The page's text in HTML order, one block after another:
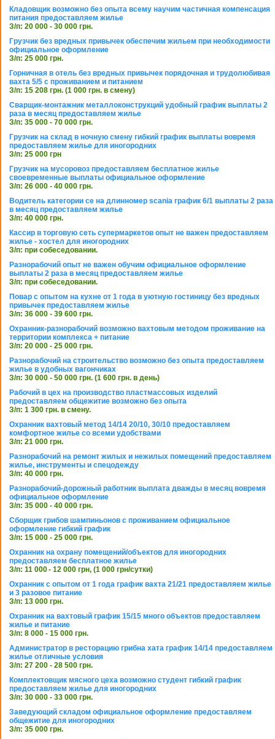
Кладовщик возможно без опыта всему научим частичная компенсация
питания предоставляем жилье
З/п: 20 000 - 30 000 грн.
Грузчик без вредных привычек обеспечим жильем при необходимости
официальное оформление
З/п: 25 000 грн.
Горничная в отель без вредных привычек порядочная и трудолюбивая
вахта 5/5 с проживанием и питанием
З/п: 15 208 грн. (1 000 грн. в смену)
Сварщик-монтажник металлоконструкций удобный график выплаты 2
раза в месяц предоставляем жилье
З/п: 35 000 - 70 000 грн.
Грузчик на склад в ночную смену гибкий график выплаты вовремя
предоставляем жилье для иногородних
З/п: 25 000 грн
Грузчик на мусоровоз предоставляем бесплатное жилье
своевременные выплаты официальное оформление
З/п: 26 000 - 40 000 грн.
Водитель категории се на длинномер scania график 6/1 выплаты 2 раза
в месяц предоставляем жилье
З/п: 40 000 грн.
Кассир в торговую сеть супермаркетов опыт не важен предоставляем
жилье - хостел для иногородних
З/п: при собеседовании.
Разнорабочий опыт не важен обучим официальное оформление
выплаты 2 раза в месяц предоставляем жилье
З/п: при собеседовании.
Повар с опытом на кухне от 1 года в уютную гостиницу без вредных
привычек предоставляем жилье
З/п: 36 000 - 39 600 грн.
Охранник-разнорабочий возможно вахтовым методом проживание на
территории комплекса + питание
З/п: 20 000 - 25 000 грн.
Разнорабочий на строительство возможно без опыта предоставляем
жилье в удобных вагончиках
З/п: 30 000 - 50 000 грн. (1 600 грн. в день)
Рабочий в цех на производство пластмассовых изделий
предоставляем общежитие возможно без опыта
З/п: 1 300 грн. в смену.
Охранник вахтовый метод 14/14 20/10, 30/10 предоставляем
комфортное жилье со всеми удобствами
З/п: 21 000 грн.
Разнорабочий на ремонт жилых и нежилых помещений предоставляем
жилье, инструменты и спецодежду
З/п: 40 000 грн.
Разнорабочий-дорожный работник выплата дважды в месяц вовремя
официальное оформление
З/п: 35 000 - 40 000 грн.
Сборщик грибов шампиньонов с проживанием официальное
оформление гибкий график
З/п: 15 000 - 25 000 грн.
Охранник на охрану помещений/объектов для иногородних
предоставляем бесплатное жилье
З/п: 11 000 - 12 000 грн, (1 000 грн/сутки)
Охранник с опытом от 1 года график вахта 21/21 предоставляем жилье
и 3 разовое питание
З/п: 13 000 грн.
Охранник на вахтовый график 15/15 много объектов предоставляем
жилье и питание
З/п: 8 000 - 15 000 грн.
Администратор в ресторацию грибна хата график 14/14 предоставляем
жилье отличные условия
З/п: 27 200 - 28 500 грн.
Комплектовщик мясного цеха возможно студент гибкий график
предоставляем жилье для иногородних
З/п: 30 000 - 33 000 грн.
Заведующий складом официальное оформление предоставляем
общежитие для иногородних
З/п: 35 000 грн.